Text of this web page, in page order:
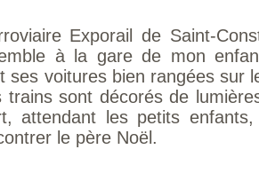
Exporail de Saint-
à la gare de mon
ses voitures bien rangées sur
trains sont décorés de
attendant les petits
le père Noël.